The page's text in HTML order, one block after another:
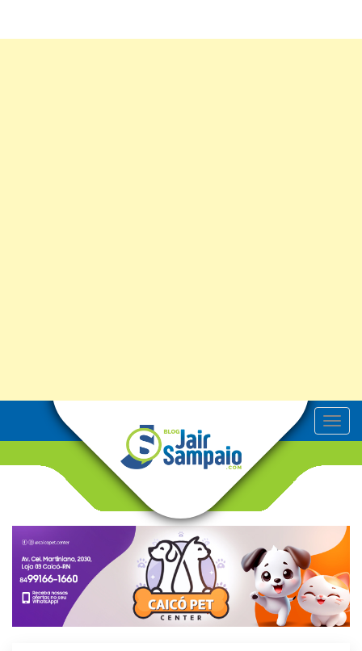
T
o
v
g
t
i
o
n